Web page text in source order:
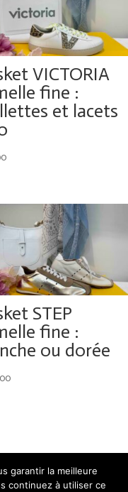
VICTORIA
fine :
et lacets
STEP
fine :
ou dorée
garantir la meilleure
continuez à utiliser ce